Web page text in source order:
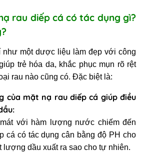
nạ rau diếp cá và muối
ý khi đắp mặt nạ rau diếp
rau diếp cá có tác dụng gì?
như một dược liệu làm đẹp với công
trẻ hóa da, khắc phục mụn rõ rệt
rau nào cũng có. Đặc biệt là:
của mặt nạ rau diếp cá giúp điều
với hàm lượng nước chiếm đến
cá có tác dụng cân bằng độ PH cho
lượng dầu xuất ra sao cho tự nhiên.